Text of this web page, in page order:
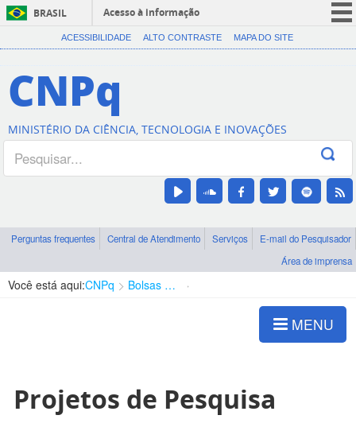
BRASIL
Acesso à informação
CORONAVÍRUS (COVID-19)
Canais
ACESSIBILIDADE ALTO CONTRASTE MAPA DO SITE
CNPq
MINISTÉRIO DA CIÊNCIA, TECNOLOGIA E INOVAÇÕES
Perguntas frequentes Central de Atendimento Serviços
E-mail do Pesquisador
Área de imprensa
Você está aqui:CNPq Bolsas e Auxílios Vigentes
MENU
Projetos de Pesquisa